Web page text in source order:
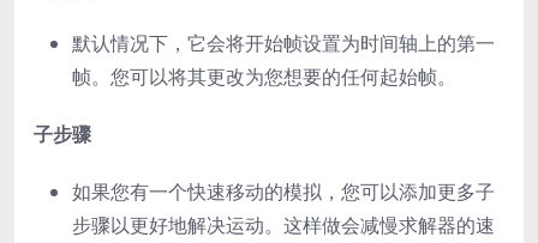
默认情况下，它会将开始帧设置为时间轴上的第一
帧。您可以将其更改为您想要的任何起始帧。
子步骤
如果您有一个快速移动的模拟，您可以添加更多子
步骤以更好地解决运动。这样做会减慢求解器的速